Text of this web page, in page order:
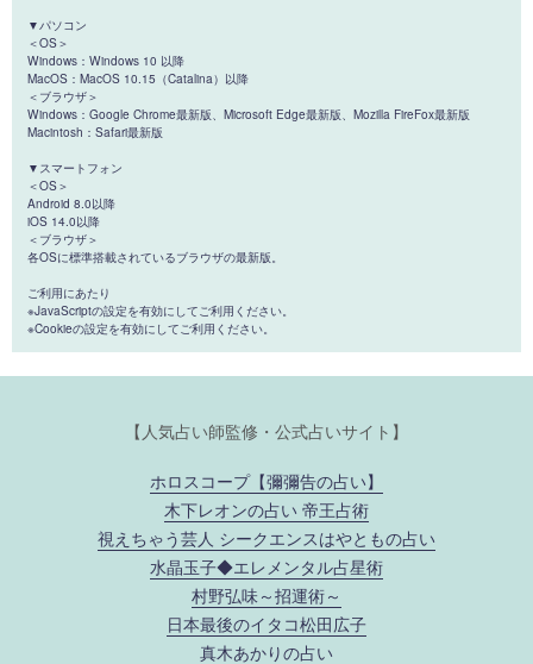
▼パソコン
＜OS＞
Windows：Windows 10 以降
MacOS：MacOS 10.15（Catalina）以降
＜ブラウザ＞
Windows：Google Chrome最新版、Microsoft Edge最新版、Mozilla FireFox最新版
Macintosh：Safari最新版
▼スマートフォン
＜OS＞
Android 8.0以降
iOS 14.0以降
＜ブラウザ＞
各OSに標準搭載されているブラウザの最新版。
ご利用にあたり
※JavaScriptの設定を有効にしてご利用ください。
※Cookieの設定を有効にしてご利用ください。
【人気占い師監修・公式占いサイト】
ホロスコープ【彌彌告の占い】
木下レオンの占い 帝王占術
視えちゃう芸人 シークエンスはやともの占い
水晶玉子◆エレメンタル占星術
村野弘味～招運術～
日本最後のイタコ松田広子
真木あかりの占い